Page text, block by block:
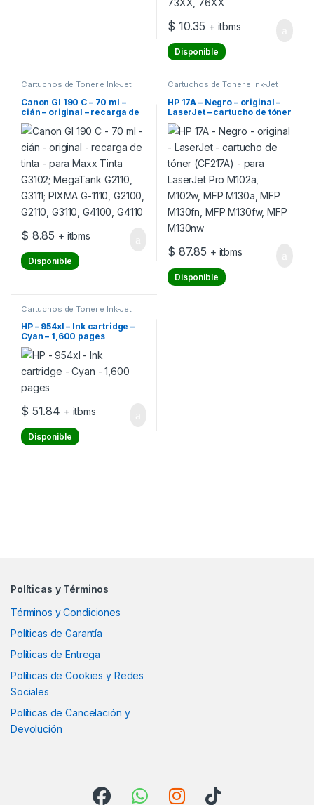
$ 10.35 + itbms
Disponible
Cartuchos de Toner e Ink-Jet
Canon GI 190 C – 70 ml –
cián – original – recarga de
tinta – para Maxx Tinta
G3102; MegaTank G2110,
G3111; PIXMA G-1110,
G2100, G2110, G3110,
G4100, G4110
$ 8.85 + itbms
Disponible
Cartuchos de Toner e Ink-Jet
HP 17A – Negro – original –
LaserJet – cartucho de tóner
(CF217A) – para LaserJet Pro
M102a, M102w, MFP M130a,
MFP M130fn, MFP M130fw,
MFP M130nw
$ 87.85 + itbms
Disponible
Cartuchos de Toner e Ink-Jet
HP – 954xl – Ink cartridge –
Cyan – 1,600 pages
$ 51.84 + itbms
Disponible
Políticas y Términos
Términos y Condiciones
Políticas de Garantía
Políticas de Entrega
Políticas de Cookies y Redes
Sociales
Políticas de Cancelación y
Devolución